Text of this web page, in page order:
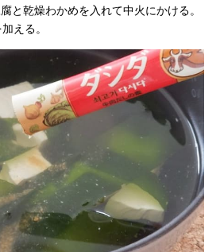
と乾燥わかめを入れて中火にかける。
える。